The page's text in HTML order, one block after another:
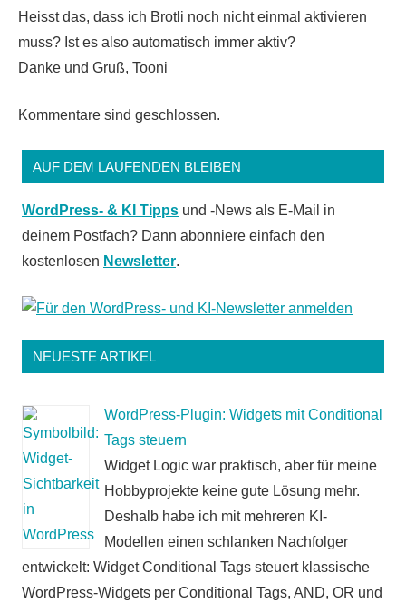
Heisst das, dass ich Brotli noch nicht einmal aktivieren
muss? Ist es also automatisch immer aktiv?
Danke und Gruß, Tooni
Kommentare sind geschlossen.
AUF DEM LAUFENDEN BLEIBEN
WordPress- & KI Tipps und -News als E-Mail in
deinem Postfach? Dann abonniere einfach den
kostenlosen Newsletter.
NEUESTE ARTIKEL
WordPress-Plugin: Widgets mit Conditional
Tags steuern
Widget Logic war praktisch, aber für meine
Hobbyprojekte keine gute Lösung mehr.
Deshalb habe ich mit mehreren KI-
Modellen einen schlanken Nachfolger
entwickelt: Widget Conditional Tags steuert klassische
WordPress-Widgets per Conditional Tags, AND, OR und